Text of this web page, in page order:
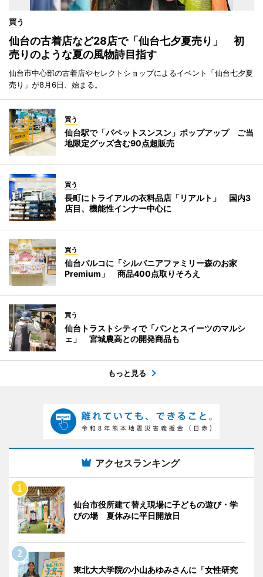
買う
仙台の古着店など28店で「仙台七夕夏売り」 初
売りのような夏の風物詩目指す
仙台市中心部の古着店やセレクトショップによるイベント「仙台七夕夏
売り」が8月6日、始まる。
買う
仙台駅で「パペットスンスン」ポップアップ ご当
地限定グッズ含む90点超販売
買う
長町にトライアルの衣料品店「リアルト」 国内3
店目、機能性インナー中心に
買う
仙台パルコに「シルバニアファミリー森のお家
Premium」 商品400点取りそろえ
買う
仙台トラストシティで「パンとスイーツのマルシ
ェ」 宮城農高との開発商品も
もっと見る
アクセスランキング
仙台市役所建て替え現場に子どもの遊び・学
びの場 夏休みに平日開放日
東北大大学院の小山あゆみさんに「女性研究